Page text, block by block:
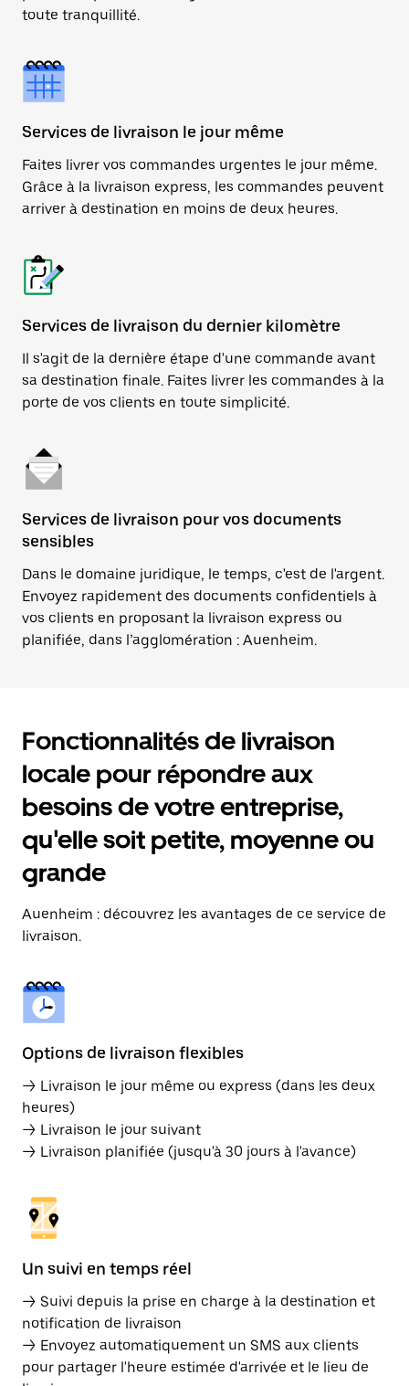
toute tranquillité.
Services de livraison le jour même
Faites livrer vos commandes urgentes le jour même.
Grâce à la livraison express, les commandes peuvent
arriver à destination en moins de deux heures.
Services de livraison du dernier kilomètre
Il s'agit de la dernière étape d'une commande avant
sa destination finale. Faites livrer les commandes à la
porte de vos clients en toute simplicité.
Services de livraison pour vos documents
sensibles
Dans le domaine juridique, le temps, c'est de l'argent.
Envoyez rapidement des documents confidentiels à
vos clients en proposant la livraison express ou
planifiée, dans l’agglomération : Auenheim.
Fonctionnalités de livraison
locale pour répondre aux
besoins de votre entreprise,
qu'elle soit petite, moyenne ou
grande
Auenheim : découvrez les avantages de ce service de
livraison.
Options de livraison flexibles
→ Livraison le jour même ou express (dans les deux
heures)
→ Livraison le jour suivant
→ Livraison planifiée (jusqu'à 30 jours à l'avance)
Un suivi en temps réel
→ Suivi depuis la prise en charge à la destination et
notification de livraison
→ Envoyez automatiquement un SMS aux clients
pour partager l'heure estimée d'arrivée et le lieu de